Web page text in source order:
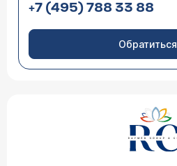
+7 (495) 788 33 88
Обратиться